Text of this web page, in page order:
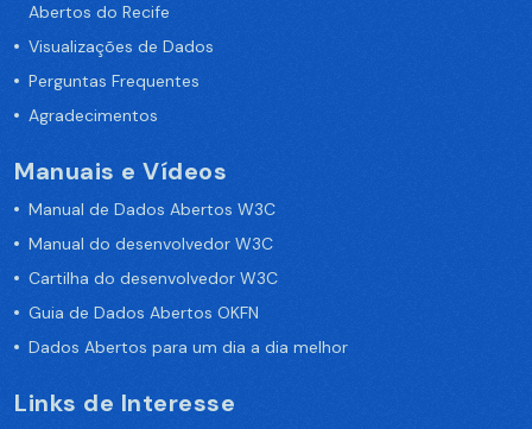
Abertos do Recife
Visualizações de Dados
Perguntas Frequentes
Agradecimentos
Manuais e Vídeos
Manual de Dados Abertos W3C
Manual do desenvolvedor W3C
Cartilha do desenvolvedor W3C
Guia de Dados Abertos OKFN
Dados Abertos para um dia a dia melhor
Links de Interesse